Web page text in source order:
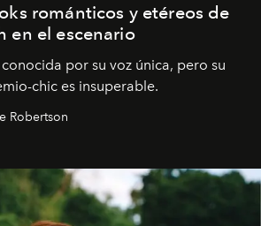
románticos y etéreos de
en el escenario
por su voz única, pero su
chic es insuperable.
Robertson